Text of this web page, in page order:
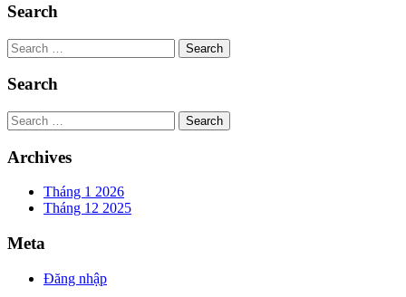
Search
Search
Search
Search
Archives
Tháng 1 2026
Tháng 12 2025
Meta
Đăng nhập